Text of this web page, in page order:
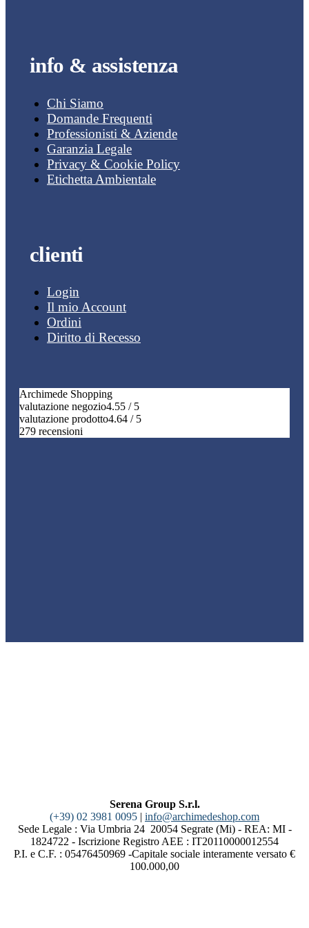
info & assistenza
Chi Siamo
Domande Frequenti
Professionisti & Aziende
Garanzia Legale
Privacy & Cookie Policy
Etichetta Ambientale
clienti
Login
Il mio Account
Ordini
Diritto di Recesso
Archimede Shopping
valutazione negozio4.55 / 5
valutazione prodotto4.64 / 5
279 recensioni
Serena Group S.r.l.
(+39) 02 3981 0095 | info@archimedeshop.com
Sede Legale : Via Umbria 24 20054 Segrate (Mi) - REA: MI -
1824722 - Iscrizione Registro AEE : IT20110000012554
P.I. e C.F. : 05476450969 -Capitale sociale interamente versato €
100.000,00